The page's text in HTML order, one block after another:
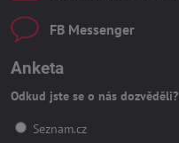
FB Messenger
Anketa
Odkud jste se o nás dozvěděli?
Seznam.cz